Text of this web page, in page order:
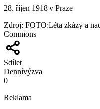
28. říjen 1918 v Praze
Zdroj: FOTO:Léta zkázy a
Commons
Sdílet
Dennívýzva
0
Reklama